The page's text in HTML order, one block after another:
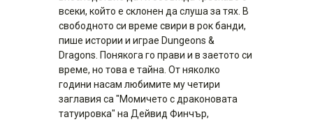
всеки, който е склонен да слуша за тях. В
свободното си време свири в рок банди,
пише истории и играе Dungeons &
Dragons. Понякога го прави и в заетото си
време, но това е тайна. От няколко
години насам любимите му четири
заглавия са "Момичето с драконовата
татуировка" на Дейвид Финчър,